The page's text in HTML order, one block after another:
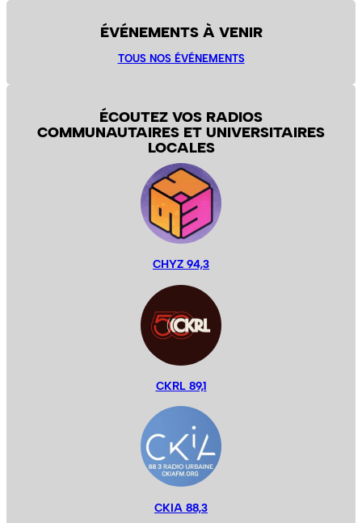
ÉVÉNEMENTS À VENIR
TOUS NOS ÉVÉNEMENTS
ÉCOUTEZ VOS RADIOS
COMMUNAUTAIRES ET UNIVERSITAIRES
LOCALES
CHYZ 94,3
CKRL 89,1
CKIA 88,3